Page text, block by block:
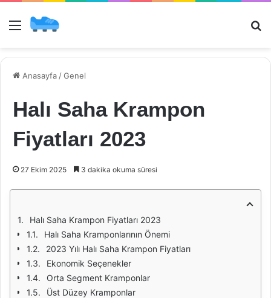
Menü
Anasayfa /Genel
Halı Saha Krampon
Fiyatları 2023
27 Ekim 2025 3 dakika okuma süresi
Halı Saha Krampon Fiyatları 2023
Halı Saha Kramponlarının Önemi
2023 Yılı Halı Saha Krampon Fiyatları
Ekonomik Seçenekler
Orta Segment Kramponlar
Üst Düzey Kramponlar